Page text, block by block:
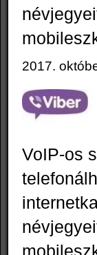
2017.
VoIP-os